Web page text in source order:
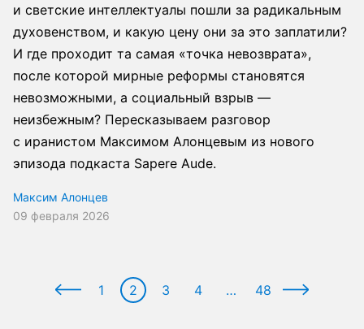
Максим Алонцев
09 февраля 2026
и светские интеллектуалы пошли за радикальным
духовенством, и какую цену они за это заплатили?
И где проходит та самая «точка невозврата»,
после которой мирные реформы становятся
невозможными, а социальный взрыв —
неизбежным? Пересказываем разговор
с иранистом Максимом Алонцевым из нового
эпизода подкаста Sapere Aude.
1 2 3 4 … 48